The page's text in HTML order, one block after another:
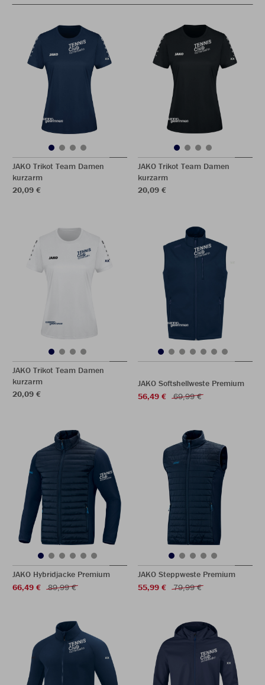
JAKO Trikot Team Damen
kurzarm
20,09 €
JAKO Trikot Team Damen
kurzarm
20,09 €
JAKO Trikot Team Damen
kurzarm
20,09 €
JAKO Softshellweste Premium
56,49 €
69,99 €
JAKO Hybridjacke Premium
66,49 €
89,99 €
JAKO Steppweste Premium
55,99 €
79,99 €